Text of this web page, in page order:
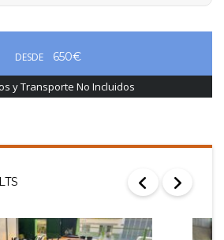
DESDE 650€
y Transporte No Incluidos